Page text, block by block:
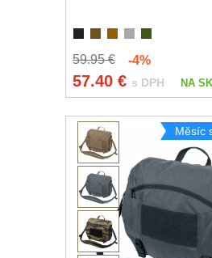
59.95 €-4%
57.40 € s DPH NA
Měsíc